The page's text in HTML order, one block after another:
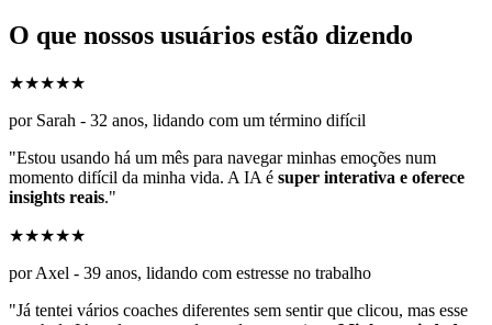
O que nossos usuários estão dizendo
★★★★★
por Sarah - 32 anos, lidando com um término difícil
"Estou usando há um mês para navegar minhas emoções num
momento difícil da minha vida. A IA é super interativa e oferece
insights reais."
★★★★★
por Axel - 39 anos, lidando com estresse no trabalho
"Já tentei vários coaches diferentes sem sentir que clicou, mas esse